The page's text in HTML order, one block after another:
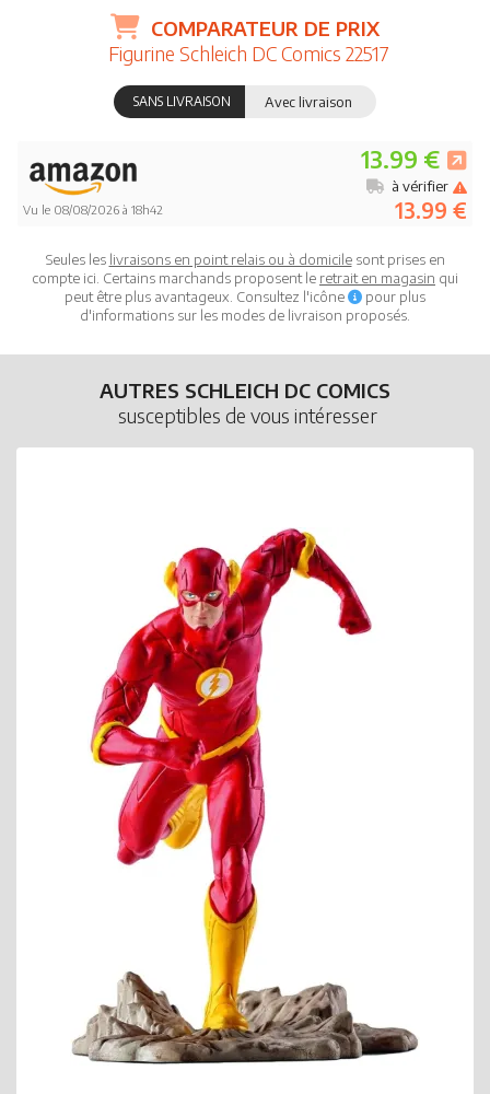
COMPARATEUR DE PRIX
Figurine Schleich DC Comics 22517
SANS LIVRAISON Avec livraison
Vu le 08/08/2026 à 18h42
13.99 €
13.99 €
à vérifier
Seules les livraisons en point relais ou à domicilesont prises en
compte ici. Certains marchands proposent le retrait en magasin qui
peut être plus avantageux. Consultez l'icône
pour plus
d'informations sur les modes de livraison proposés.
AUTRES SCHLEICH DC COMICS
susceptibles de vous intéresser